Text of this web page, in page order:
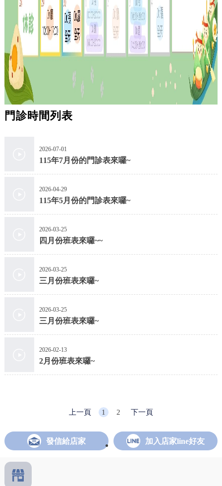
門診時間列表
2026-07-01
115年7月份的門診表來囉~
2026-04-29
115年5月份的門診表來囉~
2026-03-25
四月份班表來囉~~
2026-03-25
三月份班表來囉~
2026-03-25
三月份班表來囉~
2026-02-13
2月份班表來囉~
上一頁 1 2 下一頁
發信給店家 加入店家line好友